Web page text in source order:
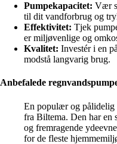
Pumpekapacitet: Vær
til dit vandforbrug og
Effektivitet: Tjek
er miljøvenlige og
Kvalitet: Investér i en
modstå langvarig brug.
Anbefalede
En populær og pålidelig
fra Biltema. Den har en
og fremragende
for de fleste